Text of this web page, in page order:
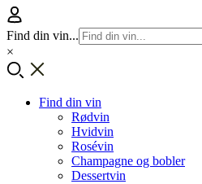
Find din vin...
×
Find din vin
Rødvin
Hvidvin
Rosévin
Champagne og bobler
Dessertvin